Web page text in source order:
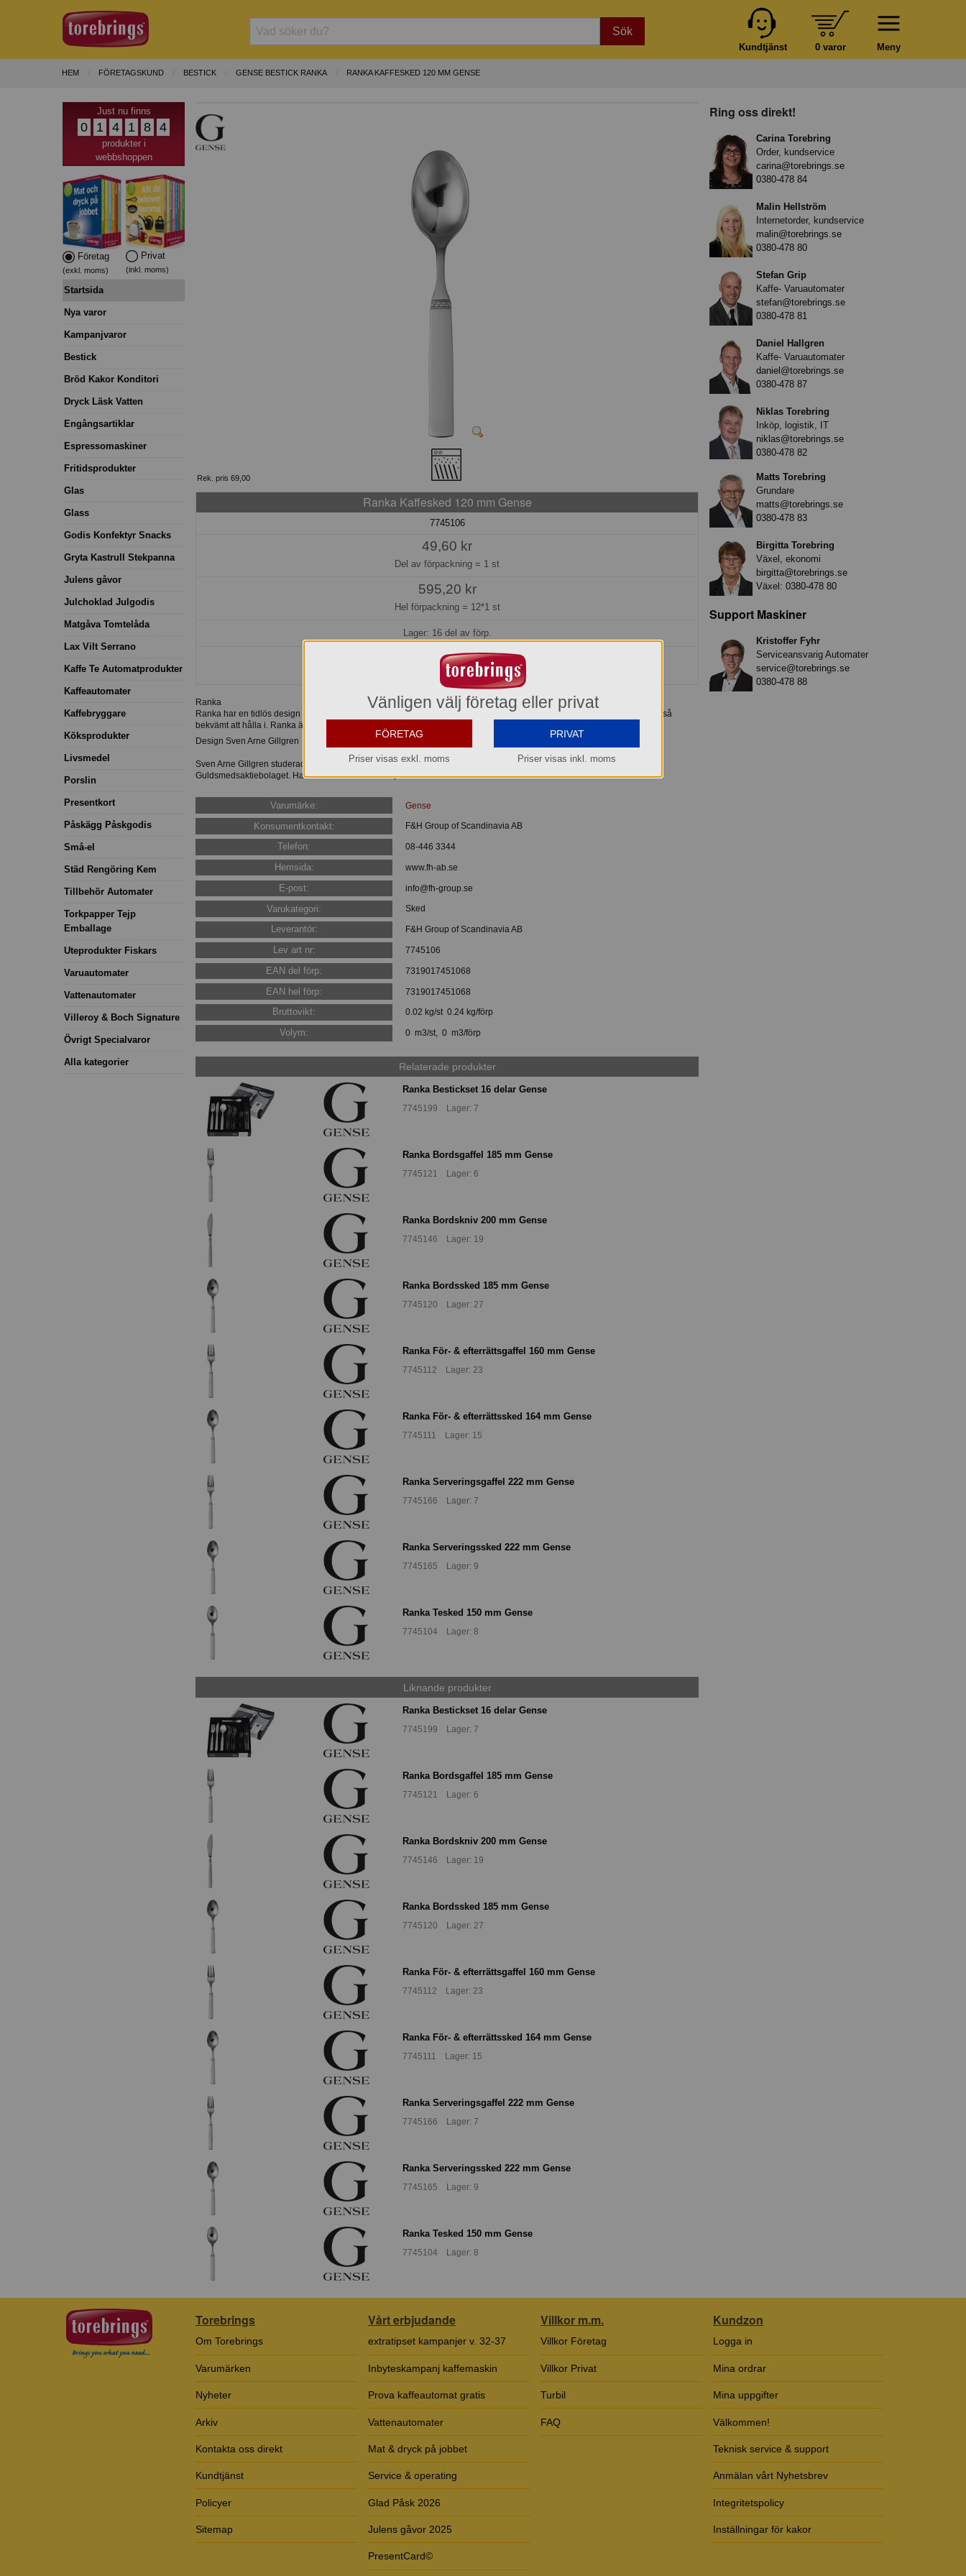
Sök
Meny
0 varor
Kundtjänst
HEM FÖRETAGSKUND BESTICK GENSE BESTICK RANKA RANKA KAFFESKED 120 MM GENSE
Just nu finns
0 1 4 1 8 4
produkter i
webbshoppen
Företag
(exkl. moms)
Privat
(inkl. moms)
Startsida
Nya varor
Kampanjvaror
Bestick
Bröd Kakor Konditori
Dryck Läsk Vatten
Engångsartiklar
Espressomaskiner
Fritidsprodukter
Glas
Glass
Godis Konfektyr Snacks
Gryta Kastrull Stekpanna
Julens gåvor
Julchoklad Julgodis
Matgåva Tomtelåda
Lax Vilt Serrano
Kaffe Te Automatprodukter
Kaffeautomater
Kaffebryggare
Köksprodukter
Livsmedel
Porslin
Presentkort
Påskägg Påskgodis
Små-el
Städ Rengöring Kem
Tillbehör Automater
Torkpapper Tejp
Emballage
Uteprodukter Fiskars
Varuautomater
Vattenautomater
Villeroy & Boch Signature
Övrigt Specialvaror
Alla kategorier
Rek. pris 69,00
Ranka Kaffesked 120 mm Gense
7745106
49,60 kr
Del av förpackning = 1 st
595,20 kr
Hel förpackning = 12*1 st
Lager: 16 del av förp.
Köp »
Ranka
Ranka har en tidlös design med enkel form och återhållsam dekoration. Besticket har blivit en klassiker, just för att det är så
bekvämt att hålla i. Ranka är tillverkat i 18/8 rostfritt stål.
Design Sven Arne Gillgren
Sven Arne Gillgren studerade vid Konstindustriella skolan i Stockholm. Han blev senare konstnärlig ledare för
Guldsmedsaktiebolaget. Hans arbeten är samlade på Nationalmuseum i Stockholm.
Varumärke: Gense
Konsumentkontakt: F&H Group of Scandinavia AB
Telefon: 08-446 3344
Hemsida: www.fh-ab.se
E-post: info@fh-group.se
Varukategori: Sked
Leverantör: F&H Group of Scandinavia AB
Lev art nr: 7745106
EAN del förp: 7319017451068
EAN hel förp: 7319017451068
Bruttovikt: 0.02 kg/st 0.24 kg/förp
Volym: 0 m3/st, 0 m3/förp
Relaterade produkter
Ranka Bestickset 16 delar Gense
7745199 Lager: 7
Ranka Bordsgaffel 185 mm Gense
7745121 Lager: 6
Ranka Bordskniv 200 mm Gense
7745146 Lager: 19
Ranka Bordssked 185 mm Gense
7745120 Lager: 27
Ranka För- & efterrättsgaffel 160 mm Gense
7745112 Lager: 23
Ranka För- & efterrättssked 164 mm Gense
7745111 Lager: 15
Ranka Serveringsgaffel 222 mm Gense
7745166 Lager: 7
Ranka Serveringssked 222 mm Gense
7745165 Lager: 9
Ranka Tesked 150 mm Gense
7745104 Lager: 8
Liknande produkter
Ranka Bestickset 16 delar Gense
7745199 Lager: 7
Ranka Bordsgaffel 185 mm Gense
7745121 Lager: 6
Ranka Bordskniv 200 mm Gense
7745146 Lager: 19
Ranka Bordssked 185 mm Gense
7745120 Lager: 27
Ranka För- & efterrättsgaffel 160 mm Gense
7745112 Lager: 23
Ranka För- & efterrättssked 164 mm Gense
7745111 Lager: 15
Ranka Serveringsgaffel 222 mm Gense
7745166 Lager: 7
Ranka Serveringssked 222 mm Gense
7745165 Lager: 9
Ranka Tesked 150 mm Gense
7745104 Lager: 8
Ring oss direkt!
Carina Torebring
Order, kundservice
carina@torebrings.se
0380-478 84
Malin Hellström
Internetorder, kundservice
malin@torebrings.se
0380-478 80
Stefan Grip
Kaffe- Varuautomater
stefan@torebrings.se
0380-478 81
Daniel Hallgren
Kaffe- Varuautomater
daniel@torebrings.se
0380-478 87
Niklas Torebring
Inköp, logistik, IT
niklas@torebrings.se
0380-478 82
Matts Torebring
Grundare
matts@torebrings.se
0380-478 83
Birgitta Torebring
Växel, ekonomi
birgitta@torebrings.se
Växel: 0380-478 80
Support Maskiner
Kristoffer Fyhr
Serviceansvarig Automater
service@torebrings.se
0380-478 88
Torebrings
Om Torebrings
Varumärken
Nyheter
Arkiv
Kontakta oss direkt
Kundtjänst
Policyer
Sitemap
Vårt erbjudande
extratipset kampanjer v. 32-37
Inbyteskampanj kaffemaskin
Prova kaffeautomat gratis
Vattenautomater
Mat & dryck på jobbet
Service & operating
Glad Påsk 2026
Julens gåvor 2025
PresentCard©
Villkor m.m.
Villkor Företag
Villkor Privat
Turbil
FAQ
Kundzon
Logga in
Mina ordrar
Mina uppgifter
Välkommen!
Teknisk service & support
Anmälan vårt Nyhetsbrev
Integritetspolicy
Inställningar för kakor
Vänligen välj företag eller privat
FÖRETAG
Priser visas exkl. moms
PRIVAT
Priser visas inkl. moms